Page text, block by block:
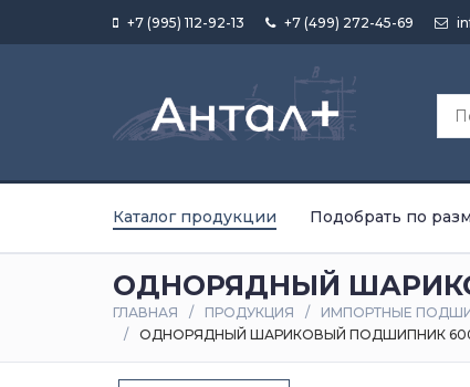
+7 (995) 112-92-13 +7 (499) 272-45-69
Каталог продукции Подобрать по
ОДНОРЯДНЫЙ
ГЛАВНАЯ ПРОДУКЦИЯ ИМПОРТНЫЕ
ОДНОРЯДНЫЙ ШАРИКОВЫЙ ПОДШИПНИК